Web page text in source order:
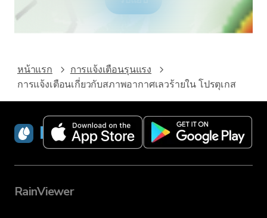
หน้าแรก
การแจ้งเตือนรุนแรง
การแจ้งเตือนเกี่ยวกับสภาพอากาศเลวร้ายใน โปรตุเกส
RainViewer
RainViewer